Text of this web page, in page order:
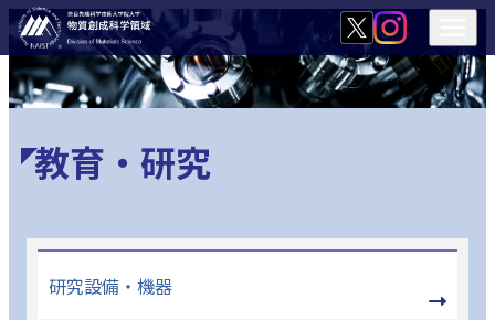
教育・研究
研究設備・機器